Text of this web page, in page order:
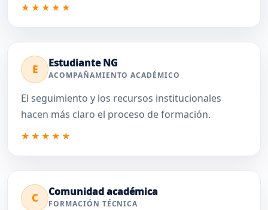
★★★★★
E Estudiante NG
ACOMPAÑAMIENTO ACADÉMICO
El seguimiento y los recursos institucionales
hacen más claro el proceso de formación.
★★★★★
C Comunidad académica
FORMACIÓN TÉCNICA